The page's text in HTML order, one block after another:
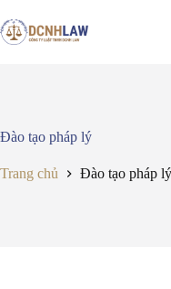
đến
phần
Đào tạo pháp lý
Trang chủ Đào tạo pháp lý